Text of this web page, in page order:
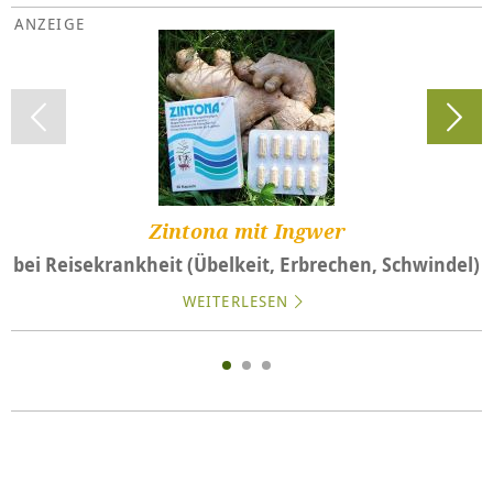
Zintona mit Ingwer
bei Reisekrankheit (Übelkeit, Erbrechen, Schwindel)
WEITERLESEN